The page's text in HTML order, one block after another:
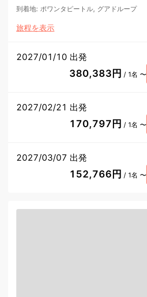
到着地: ポワンタピートル, グアドループ
旅程を表示
2027/01/10 出発
380,383円 / 1名 〜
2027/02/21 出発
170,797円 / 1名 〜
2027/03/07 出発
152,766円 / 1名 〜